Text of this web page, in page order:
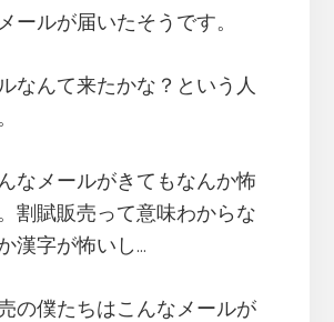
ールが届いたそうです。
なんて来たかな？という人
なメールがきてもなんか怖
割賦販売って意味わからな
漢字が怖いし…
の僕たちはこんなメールが